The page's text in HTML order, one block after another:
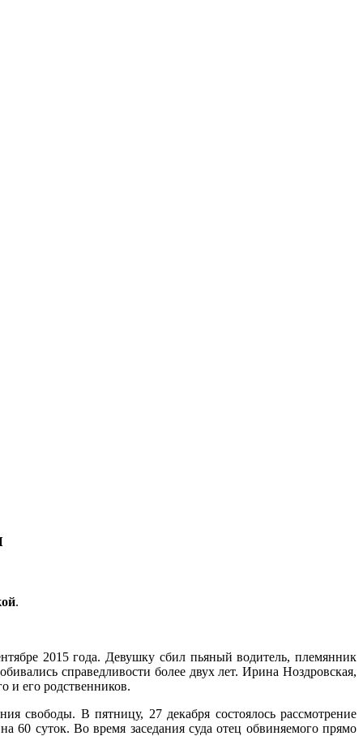
.
2015 года. Девушку сбил пьяный водитель, племянник
справедливости более двух лет. Ирина Ноздровская,
и его родственников.
свободы. В пятницу, 27 декабря состоялось рассмотрение
суток. Во время заседания суда отец обвиняемого прямо